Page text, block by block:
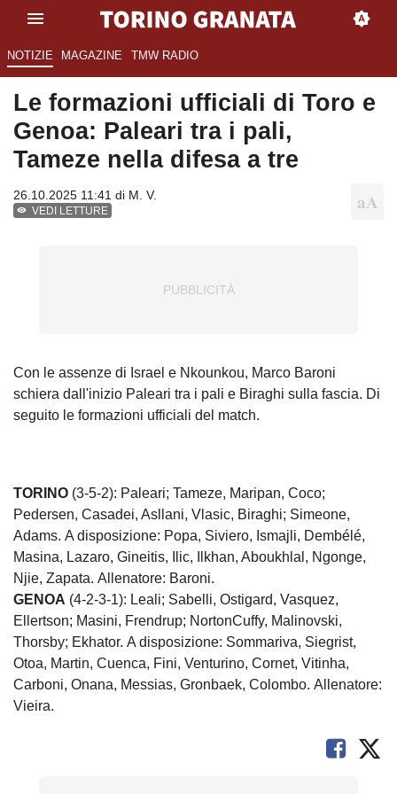
NOTIZIE MAGAZINE TMW RADIO
Le formazioni ufficiali di Toro e
Genoa: Paleari tra i pali,
Tameze nella difesa a tre
26.10.2025 11:41 di M. V.
VEDI LETTURE
Con le assenze di Israel e Nkounkou, Marco Baroni
schiera dall'inizio Paleari tra i pali e Biraghi sulla fascia. Di
seguito le formazioni ufficiali del match.
TORINO (3-5-2): Paleari; Tameze, Maripan, Coco;
Pedersen, Casadei, Asllani, Vlasic, Biraghi; Simeone,
Adams. A disposizione: Popa, Siviero, Ismajli, Dembélé,
Masina, Lazaro, Gineitis, Ilic, Ilkhan, Aboukhlal, Ngonge,
Njie, Zapata. Allenatore: Baroni.
GENOA (4-2-3-1): Leali; Sabelli, Ostigard, Vasquez,
Ellertson; Masini, Frendrup; NortonCuffy, Malinovski,
Thorsby; Ekhator. A disposizione: Sommariva, Siegrist,
Otoa, Martin, Cuenca, Fini, Venturino, Cornet, Vitinha,
Carboni, Onana, Messias, Gronbaek, Colombo. Allenatore:
Vieira.